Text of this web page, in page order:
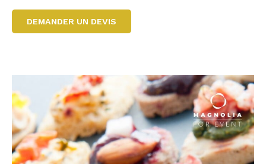
DEMANDER UN DEVIS